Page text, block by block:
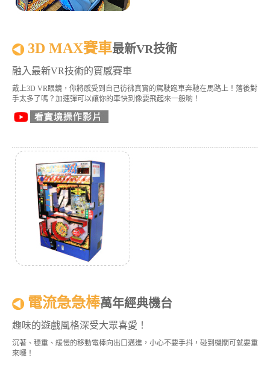
3D MAX賽車最新VR技術
融入最新VR技術的實感賽車
戴上3D VR眼鏡，你將感受到自己彷彿真實的駕駛跑車奔馳在馬路上！落後對
手太多了嗎？加速彈可以讓你的車快到像要飛起來一般喲！
電流急急棒萬年經典機台
趣味的遊戲風格深受大眾喜愛！
沉著、穩重、緩慢的移動電棒向出口邁進，小心不要手抖，碰到機關可就要重
來囉！